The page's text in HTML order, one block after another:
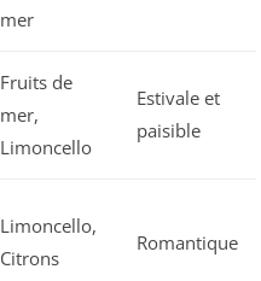
mer
Fruits de
mer,
Limoncello
Estivale et
paisible
Limoncello,
Citrons
Romantique